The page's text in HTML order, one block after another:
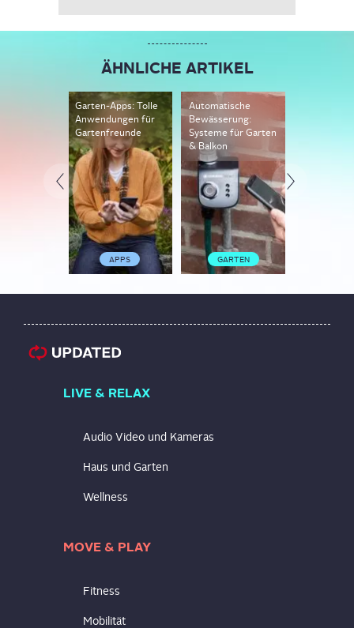
ÄHNLICHE ARTIKEL
APPS
Garten-Apps: Tolle
Anwendungen für
Gartenfreunde
GARTEN
Automatische
Bewässerung:
Systeme für Garten
& Balkon
LIVE & RELAX
Audio Video und Kameras
Haus und Garten
Wellness
MOVE & PLAY
Fitness
Mobilität